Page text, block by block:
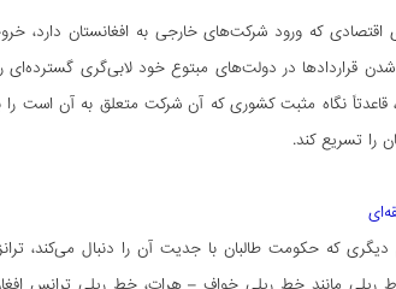
اقتصادی که ورود شرکت‌های خارجی به افغانستان
شدن قراردادها در دولت‌های مبتوع خود لابی‌گری
قاعدتاً نگاه مثبت کشوری که آن شرکت متعلق به آن است
را تسریع کند.
که حکومت طالبان با جدیت آن را دنبال می‌کند،